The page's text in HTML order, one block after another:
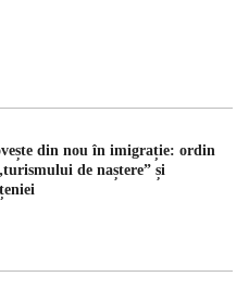
din nou în imigrație: ordin
de naștere” și